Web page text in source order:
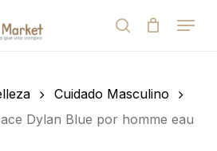
search
Menu
Cuidado Masculino
Dylan Blue por homme eau